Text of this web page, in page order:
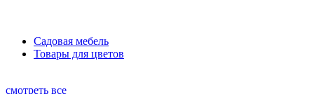
Садовая мебель
Товары для цветов
смотреть все